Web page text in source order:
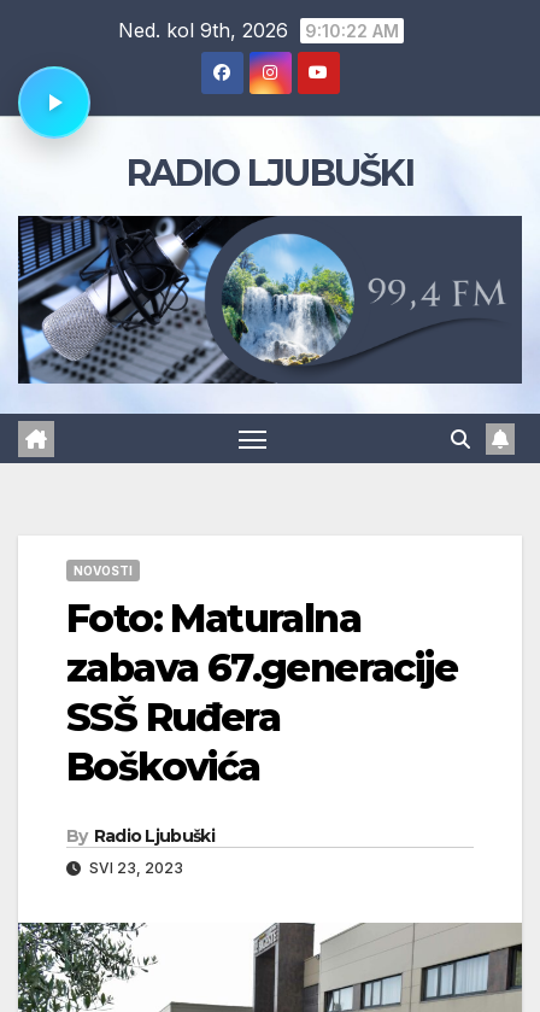
content
Ned. kol 9th, 2026 9:10:24 AM
RADIO LJUBUŠKI
NOVOSTI
Foto: Maturalna
zabava 67.generacije
SSŠ Ruđera
Boškovića
By Radio Ljubuški
SVI 23, 2023